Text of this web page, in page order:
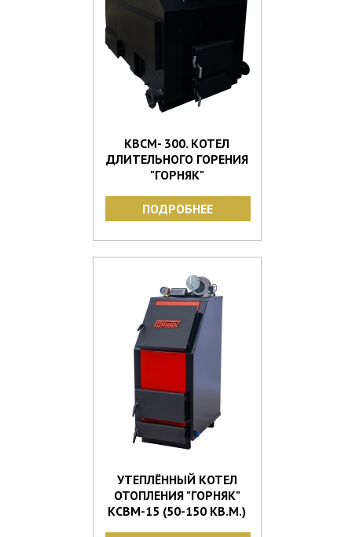
КВСМ- 300. КОТЕЛ
ДЛИТЕЛЬНОГО ГОРЕНИЯ
"ГОРНЯК"
ПОДРОБНЕЕ
УТЕПЛЁННЫЙ КОТЕЛ
ОТОПЛЕНИЯ "ГОРНЯК"
КСВМ-15 (50-150 КВ.М.)